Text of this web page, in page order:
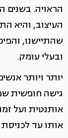
הראויה.
העיצוב, והיא
שהתיישנו,
ובעלי עומק.
יותר ויותר
גישה חופשית
אותנטית ועל
אותו עד